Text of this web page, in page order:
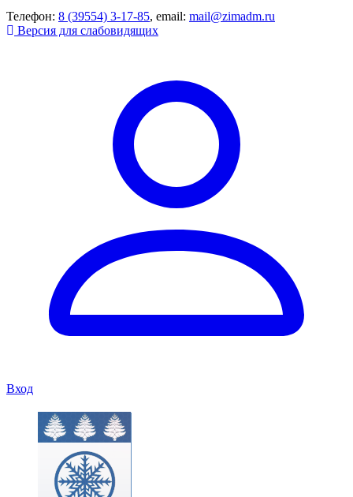
Телефон: 8 (39554) 3-17-85, email: mail@zimadm.ru
Версия для слабовидящих
Вход